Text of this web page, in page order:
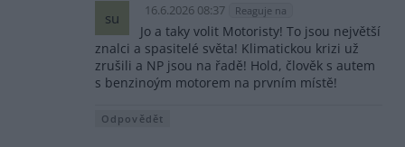
su 16.6.2026 08:37 Reaguje na
Jo a taky volit Motoristy! To jsou největší
znalci a spasitelé světa! Klimatickou krizi už
zrušili a NP jsou na řadě! Hold, člověk s autem
s benzinoým motorem na prvním místě!
Odpovědět